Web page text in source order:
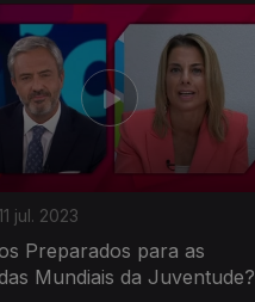
jul. 2023
Preparados para as
Mundiais da Juventude?